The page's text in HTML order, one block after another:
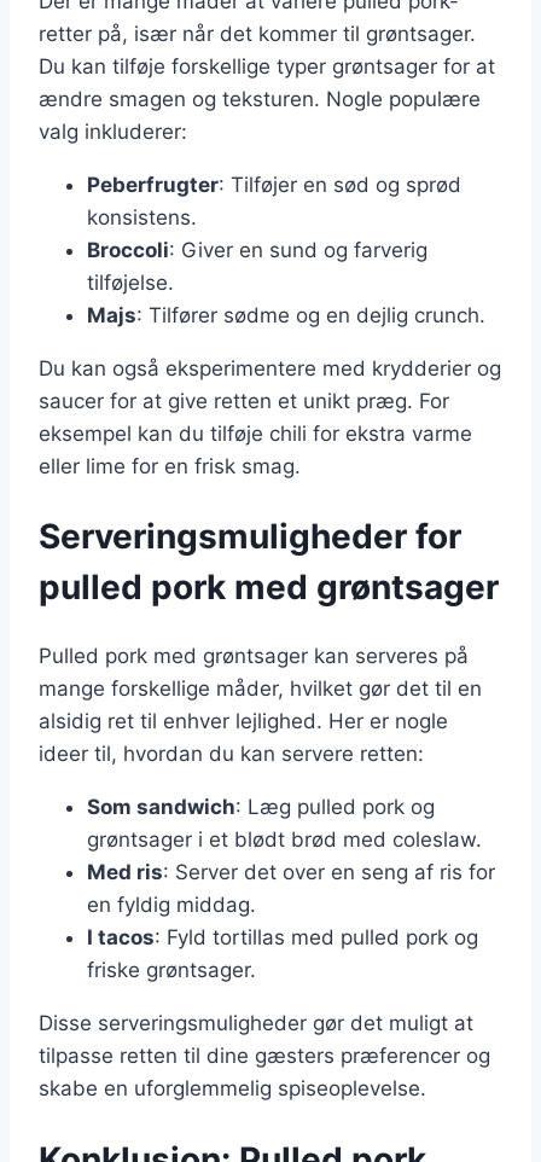
retter på, især når det kommer til grøntsager.
Du kan tilføje forskellige typer grøntsager for at
ændre smagen og teksturen. Nogle populære
valg inkluderer:
Peberfrugter: Tilføjer en sød og sprød
konsistens.
Broccoli: Giver en sund og farverig
tilføjelse.
Majs: Tilfører sødme og en dejlig crunch.
Du kan også eksperimentere med krydderier og
saucer for at give retten et unikt præg. For
eksempel kan du tilføje chili for ekstra varme
eller lime for en frisk smag.
Serveringsmuligheder for
pulled pork med grøntsager
Pulled pork med grøntsager kan serveres på
mange forskellige måder, hvilket gør det til en
alsidig ret til enhver lejlighed. Her er nogle
ideer til, hvordan du kan servere retten:
Som sandwich: Læg pulled pork og
grøntsager i et blødt brød med coleslaw.
Med ris: Server det over en seng af ris for
en fyldig middag.
I tacos: Fyld tortillas med pulled pork og
friske grøntsager.
Disse serveringsmuligheder gør det muligt at
tilpasse retten til dine gæsters præferencer og
skabe en uforglemmelig spiseoplevelse.